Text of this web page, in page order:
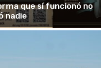
que sí funcionó no
nadie